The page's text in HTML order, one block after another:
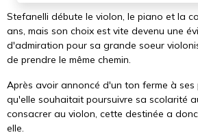
Stefanelli débute le violon, le piano et la
ans, mais son choix est vite devenu une
d'admiration pour sa grande soeur
de prendre le même chemin.
Après avoir annoncé d'un ton ferme à
qu'elle souhaitait poursuivre sa scolarité
consacrer au violon, cette destinée a
elle.